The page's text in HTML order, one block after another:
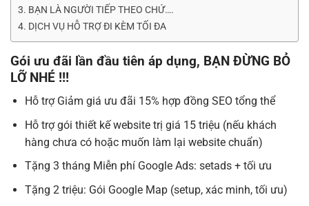
BẠN LÀ NGƯỜI TIẾP THEO CHỨ….
DỊCH VỤ HỖ TRỢ ĐI KÈM TỐI ĐA
Gói ưu đãi lần đầu tiên áp dụng, BẠN ĐỪNG BỎ
LỠ NHÉ !!!
Hỗ trợ Giảm giá ưu đãi 15% hợp đồng SEO tổng thể
Hỗ trợ gói thiết kế website trị giá 15 triệu (nếu khách
hàng chưa có hoặc muốn làm lại website chuẩn)
Tặng 3 tháng Miễn phí Google Ads: setads + tối ưu
Tặng 2 triệu: Gói Google Map (setup, xác minh, tối ưu)